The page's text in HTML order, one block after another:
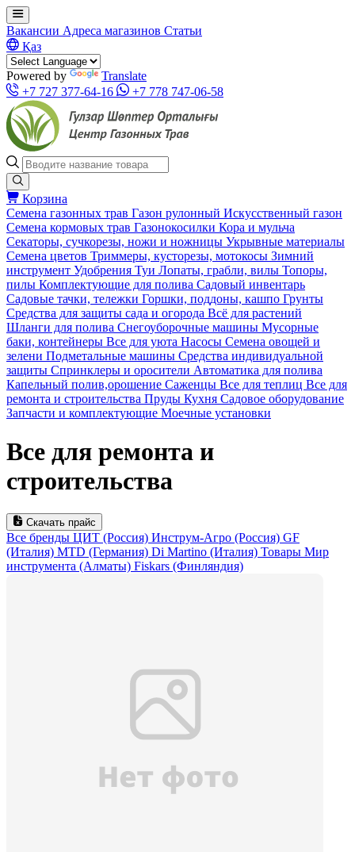
Вакансии Адреса магазинов Статьи
Қаз
Powered by
Translate
+7 727 377-64-16
+7 778 747-06-58
Корзина
Семена газонных трав Газон рулонный Искусственный газон
Семена кормовых трав Газонокосилки Кора и мульча
Секаторы, сучкорезы, ножи и ножницы Укрывные материалы
Семена цветов Триммеры, кусторезы, мотокосы Зимний
инструмент Удобрения Туи Лопаты, грабли, вилы Топоры,
пилы Комплектующие для полива Садовый инвентарь
Садовые тачки, тележки Горшки, поддоны, кашпо Грунты
Средства для защиты сада и огорода Всё для растений
Шланги для полива Снегоуборочные машины Мусорные
баки, контейнеры Все для уюта Насосы Семена овощей и
зелени Подметальные машины Средства индивидуальной
защиты Спринклеры и оросители Автоматика для полива
Капельный полив,орошение Саженцы Все для теплиц Все для
ремонта и строительства Пруды Кухня Садовое оборудование
Запчасти и комплектующие Моечные установки
Все для ремонта и
строительства
Скачать прайс
Все бренды ЦИТ (Россия) Инструм-Агро (Россия) GF
(Италия) MTD (Германия) Di Martino (Италия) Товары Мир
инструмента (Алматы) Fiskars (Финляндия)